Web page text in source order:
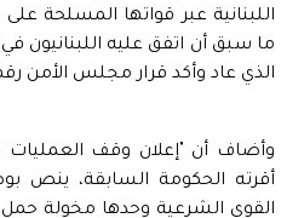
اللبنانية عبر قواتها المسلحة
ما سبق أن اتفق عليه اللبنانيون
الذي عاد وأكد قرار مجلس الأمن رقم 1701 على ضرورة
أقرته الحكومة السابقة، ينص
القوى الشرعية وحدها مخولة حمل